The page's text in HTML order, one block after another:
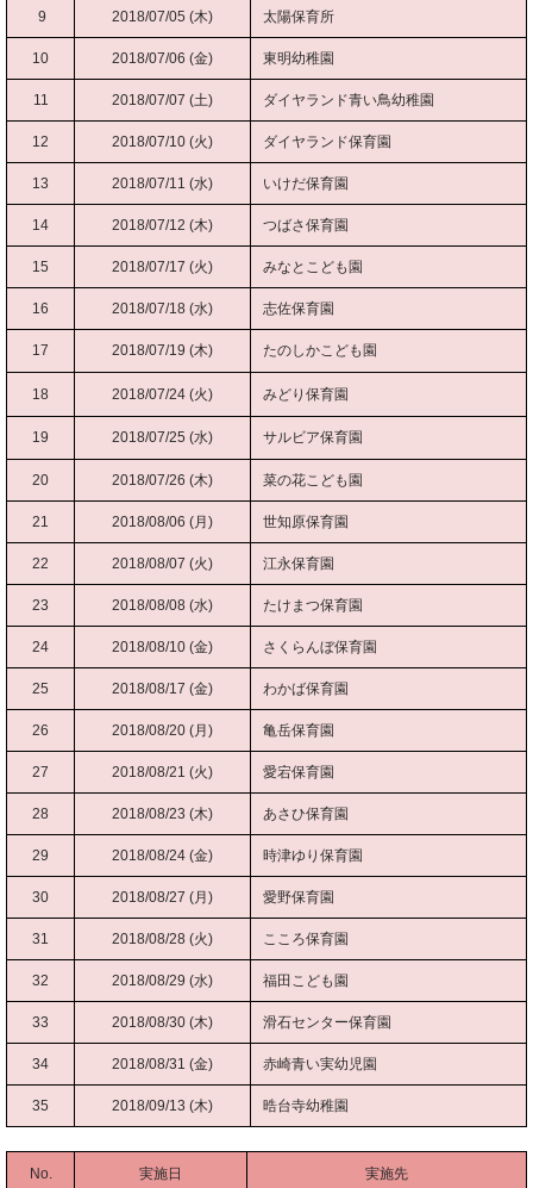
9 2018/07/05 (木) 太陽保育所
10 2018/07/06 (金) 東明幼稚園
11 2018/07/07 (土) ダイヤランド青い鳥幼稚園
12 2018/07/10 (火) ダイヤランド保育園
13 2018/07/11 (水) いけだ保育園
14 2018/07/12 (木) つばさ保育園
15 2018/07/17 (火) みなとこども園
16 2018/07/18 (水) 志佐保育園
17 2018/07/19 (木) たのしかこども園
18 2018/07/24 (火) みどり保育園
19 2018/07/25 (水) サルビア保育園
20 2018/07/26 (木) 菜の花こども園
21 2018/08/06 (月) 世知原保育園
22 2018/08/07 (火) 江永保育園
23 2018/08/08 (水) たけまつ保育園
24 2018/08/10 (金) さくらんぼ保育園
25 2018/08/17 (金) わかば保育園
26 2018/08/20 (月) 亀岳保育園
27 2018/08/21 (火) 愛宕保育園
28 2018/08/23 (木) あさひ保育園
29 2018/08/24 (金) 時津ゆり保育園
30 2018/08/27 (月) 愛野保育園
31 2018/08/28 (火) こころ保育園
32 2018/08/29 (水) 福田こども園
33 2018/08/30 (木) 滑石センター保育園
34 2018/08/31 (金) 赤崎青い実幼児園
35 2018/09/13 (木) 晧台寺幼稚園
No. 実施日 実施先